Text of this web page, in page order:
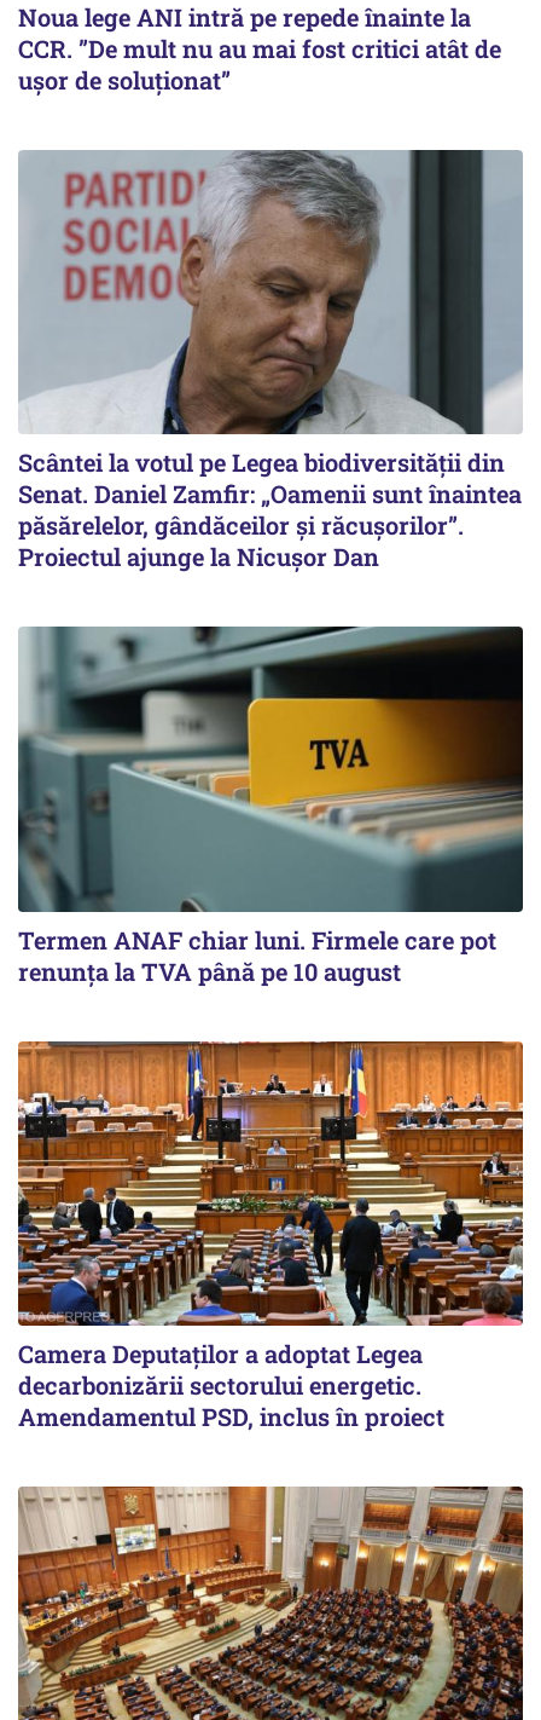
Noua lege ANI intră pe repede înainte la
CCR. ”De mult nu au mai fost critici atât de
ușor de soluționat”
Scântei la votul pe Legea biodiversității din
Senat. Daniel Zamfir: „Oamenii sunt înaintea
păsărelelor, gândăceilor și răcușorilor”.
Proiectul ajunge la Nicușor Dan
Termen ANAF chiar luni. Firmele care pot
renunța la TVA până pe 10 august
Camera Deputaților a adoptat Legea
decarbonizării sectorului energetic.
Amendamentul PSD, inclus în proiect